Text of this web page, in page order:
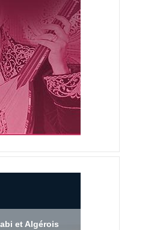
et Algérois